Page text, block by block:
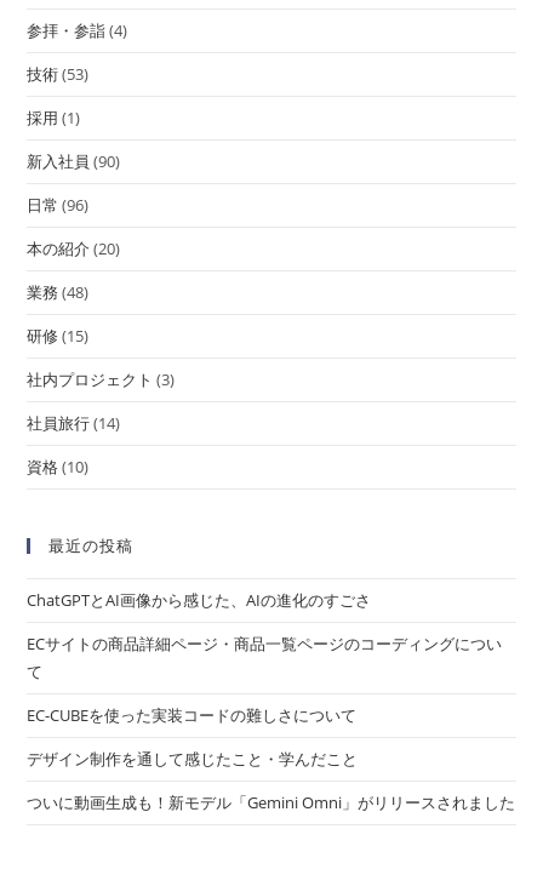
参拝・参詣(4)
技術(53)
採用 (1)
新入社員 (90)
日常 (96)
本の紹介(20)
業務(48)
研修(15)
社内プロジェクト (3)
社員旅行(14)
資格(10)
最近の投稿
ChatGPTとAI画像から感じた、AIの進化のすごさ
ECサイトの商品詳細ページ・商品一覧ページのコーディングについ
て
EC-CUBEを使った実装コードの難しさについて
デザイン制作を通して感じたこと・学んだこと
ついに動画生成も！新モデル「Gemini Omni」がリリースされました